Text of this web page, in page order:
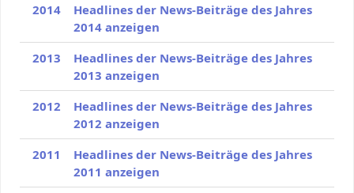
2014
Headlines der News-Beiträge des Jahres
2014 anzeigen
2013
Headlines der News-Beiträge des Jahres
2013 anzeigen
2012
Headlines der News-Beiträge des Jahres
2012 anzeigen
2011
Headlines der News-Beiträge des Jahres
2011 anzeigen